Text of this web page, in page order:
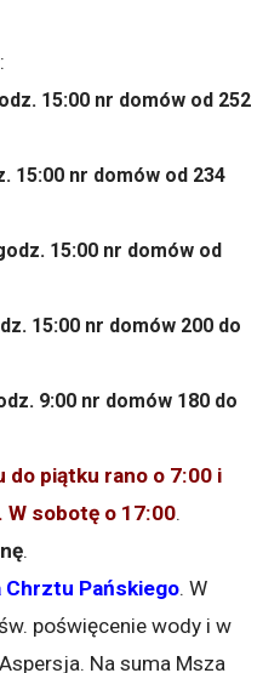
15:00 nr domów od 252
15:00 nr domów od 234
15:00 nr domów od
15:00 nr domów 200 do
9:00 nr domów 180 do
do piątku rano o 7:00 i
sobotę o 17:00.
.
Chrztu Pańskiego. W
poświęcenie wody i w
Na suma Msza